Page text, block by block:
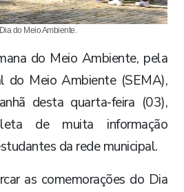
do Meio Ambiente.
do Meio Ambiente, pela
do Meio Ambiente (SEMA),
desta quarta-feira (03),
de muita informação
da rede municipal.
as comemorações do Dia